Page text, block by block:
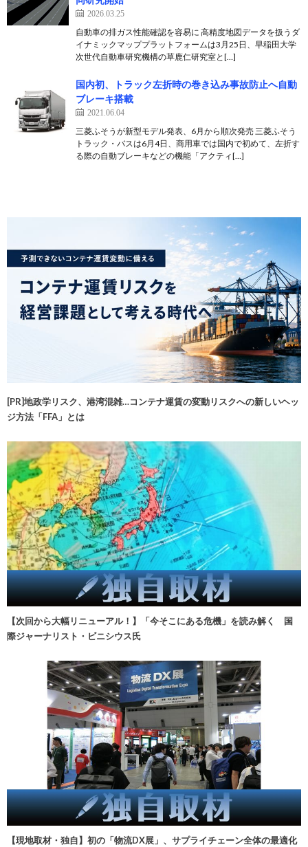
2026.03.25
自動車の排ガス性能確認を容易に 高精度地図データを扱うダ
イナミックマッププラットフォームは3月25日、早稲田大学
次世代自動車研究機構の草鹿仁研究室と[…]
国内初、トラック左折時の巻き込み事故防止へ自動
ブレーキ搭載
2021.06.04
三菱ふそうが新型モデル発表、6月から順次発売 三菱ふそう
トラック・バスは6月4日、商用車では国内で初めて、左折す
る際の自動ブレーキなどの機能「アクティ[…]
[PR]地政学リスク、港湾混雑…コンテナ運賃の変動リスクへの新しいヘッ
ジ方法「FFA」とは
【次回から大幅リニューアル！】「今そこにある危機」を読み解く 国
際ジャーナリスト・ビニシウス氏
【現地取材・独自】初の「物流DX展」、サプライチェーン全体の最適化